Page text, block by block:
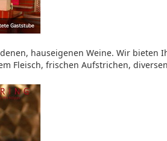
hauseigenen Weine. Wir
Fleisch, frischen Aufstrichen,